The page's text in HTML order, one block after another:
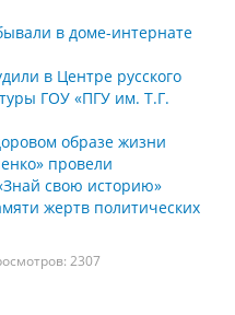
в доме-интернате
в Центре русского
ГОУ «ПГУ им. Т.Г.
образе жизни
провели
свою историю»
жертв политических
2307